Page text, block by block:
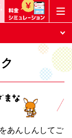
あんしんしてご